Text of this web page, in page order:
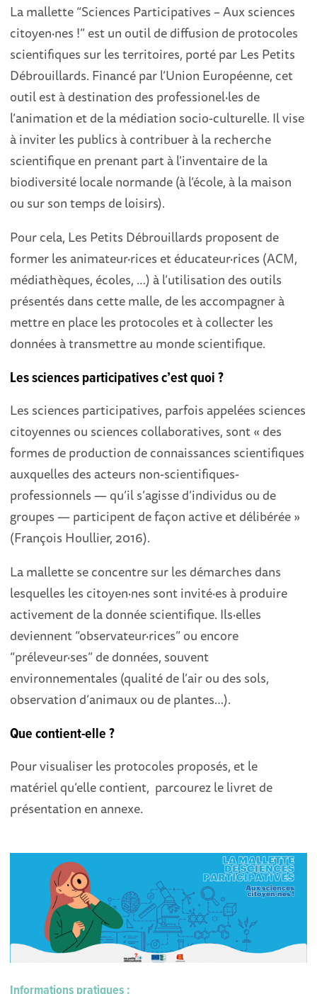
La mallette “Sciences Participatives – Aux sciences
citoyen·nes !” est un outil de diffusion de protocoles
scientifiques sur les territoires, porté par Les Petits
Débrouillards. Financé par l’Union Européenne, cet
outil est à destination des professionel·les de
l’animation et de la médiation socio-culturelle. Il vise
à inviter les publics à contribuer à la recherche
scientifique en prenant part à l’inventaire de la
biodiversité locale normande (à l’école, à la maison
ou sur son temps de loisirs).
Pour cela, Les Petits Débrouillards proposent de
former les animateur·rices et éducateur·rices (ACM,
médiathèques, écoles, …) à l’utilisation des outils
présentés dans cette malle, de les accompagner à
mettre en place les protocoles et à collecter les
données à transmettre au monde scientifique.
Les sciences participatives c’est quoi ?
Les sciences participatives, parfois appelées sciences
citoyennes ou sciences collaboratives, sont « des
formes de production de connaissances scientifiques
auxquelles des acteurs non-scientifiques-
professionnels — qu’il s’agisse d’individus ou de
groupes — participent de façon active et délibérée »
(François Houllier, 2016).
La mallette se concentre sur les démarches dans
lesquelles les citoyen·nes sont invité·es à produire
activement de la donnée scientifique. Ils·elles
deviennent “observateur·rices” ou encore
“préleveur·ses” de données, souvent
environnementales (qualité de l’air ou des sols,
observation d’animaux ou de plantes…).
Que contient-elle ?
Pour visualiser les protocoles proposés, et le
matériel qu’elle contient, parcourez le livret de
présentation en annexe.